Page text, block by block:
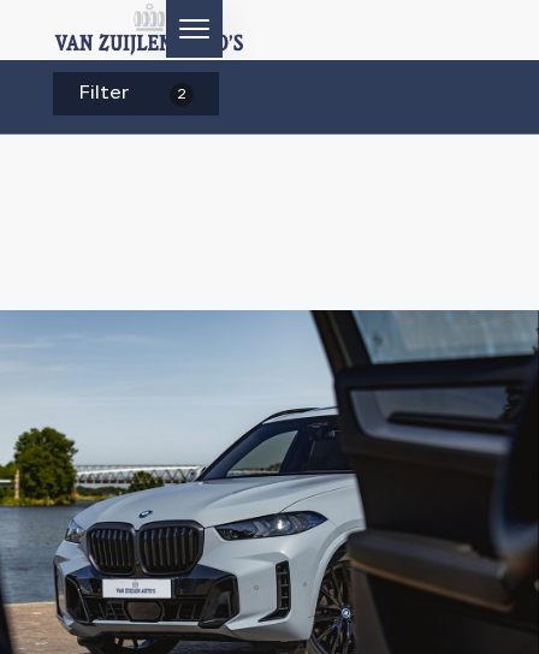
HOME
AFTERSALES
OVER ONS
CONTACT
Filter 2